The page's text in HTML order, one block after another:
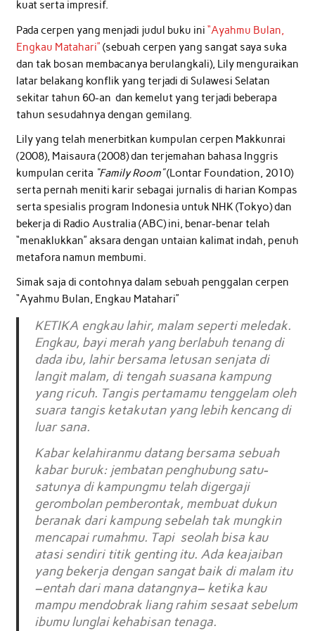
kuat serta impresif.
Pada cerpen yang menjadi judul buku ini “Ayahmu Bulan,
Engkau Matahari” (sebuah cerpen yang sangat saya suka
dan tak bosan membacanya berulangkali), Lily menguraikan
latar belakang konflik yang terjadi di Sulawesi Selatan
sekitar tahun 60-an dan kemelut yang terjadi beberapa
tahun sesudahnya dengan gemilang.
Lily yang telah menerbitkan kumpulan cerpen Makkunrai
(2008), Maisaura (2008) dan terjemahan bahasa Inggris
kumpulan cerita “Family Room”(Lontar Foundation, 2010)
serta pernah meniti karir sebagai jurnalis di harian Kompas
serta spesialis program Indonesia untuk NHK (Tokyo) dan
bekerja di Radio Australia (ABC) ini, benar-benar telah
“menaklukkan” aksara dengan untaian kalimat indah, penuh
metafora namun membumi.
Simak saja di contohnya dalam sebuah penggalan cerpen
“Ayahmu Bulan, Engkau Matahari”
KETIKA engkau lahir, malam seperti meledak.
Engkau, bayi merah yang berlabuh tenang di
dada ibu, lahir bersama letusan senjata di
langit malam, di tengah suasana kampung
yang ricuh. Tangis pertamamu tenggelam oleh
suara tangis ketakutan yang lebih kencang di
luar sana.
Kabar kelahiranmu datang bersama sebuah
kabar buruk: jembatan penghubung satu-
satunya di kampungmu telah digergaji
gerombolan pemberontak, membuat dukun
beranak dari kampung sebelah tak mungkin
mencapai rumahmu. Tapi seolah bisa kau
atasi sendiri titik genting itu. Ada keajaiban
yang bekerja dengan sangat baik di malam itu
–entah dari mana datangnya– ketika kau
mampu mendobrak liang rahim sesaat sebelum
ibumu lunglai kehabisan tenaga.